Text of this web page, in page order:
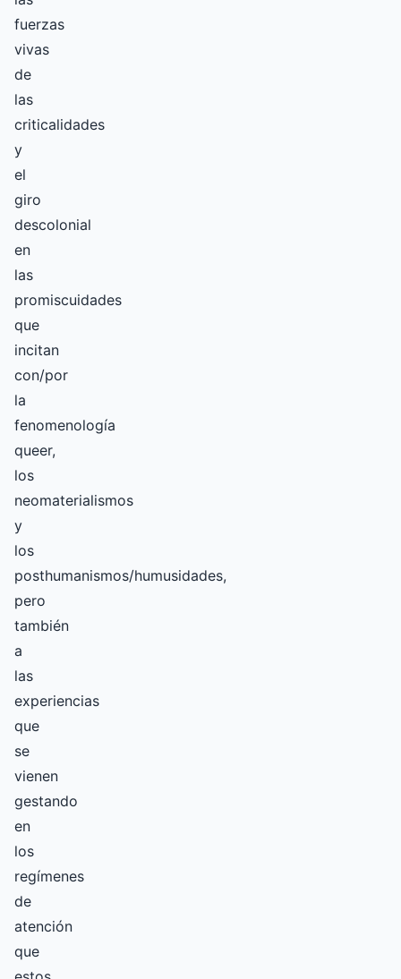
fuerzas
vivas
de
las
criticalidades
y
el
giro
descolonial
en
las
promiscuidades
que
incitan
con/por
la
fenomenología
queer,
los
neomaterialismos
y
los
posthumanismos/humusidades,
pero
también
a
las
experiencias
que
se
vienen
gestando
en
los
regímenes
de
atención
que